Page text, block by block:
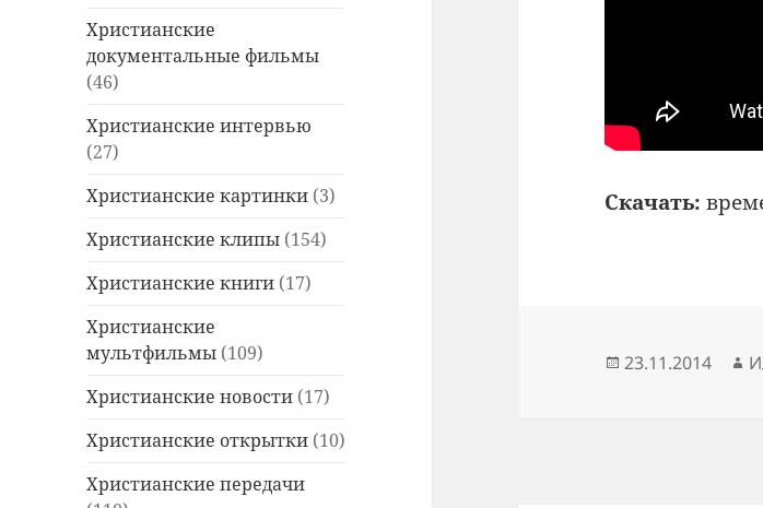
Христианские
документальные фильмы
(46)
Христианские интервью
(27)
Христианские картинки (3)
Христианские клипы (154)
Христианские книги (17)
Христианские
мультфильмы (109)
Христианские новости (17)
Христианские открытки (10)
Христианские передачи
Скачать:
Опубликовано
23.11.2014